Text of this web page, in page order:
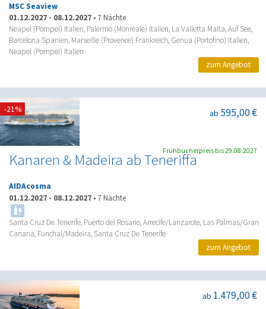
MSC Seaview
01.12.2027 - 08.12.2027 • 7 Nächte
Neapel (Pompei) Italien, Palermo (Monreale) Italien, La Valletta Malta, Auf See,
Barcelona Spanien, Marseille (Provence) Frankreich, Genua (Portofino) Italien,
Neapel (Pompei) Italien
zum Angebot
Kanaren & Madeira ab Teneriffa
ab 595,00 €
AIDAcosma
01.12.2027 - 08.12.2027 • 7 Nächte
Santa Cruz De Tenerife, Puerto del Rosario, Arrecife/Lanzarote, Las Palmas/Gran
Canaria, Funchal/Madeira, Santa Cruz De Tenerife
-21%
Frühbucherpreis bis 29.08.2027
zum Angebot
ab 1.479,00 €